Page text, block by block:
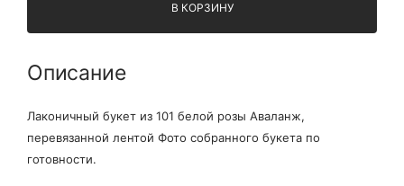
В КОРЗИНУ
Описание
Лаконичный букет из 101 белой розы Аваланж,
перевязанной лентой Фото собранного букета по
готовности.